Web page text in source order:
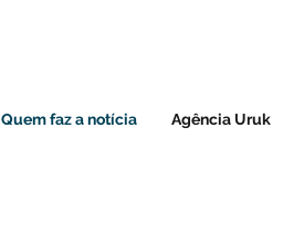
Quem faz a notícia Agência Uruk